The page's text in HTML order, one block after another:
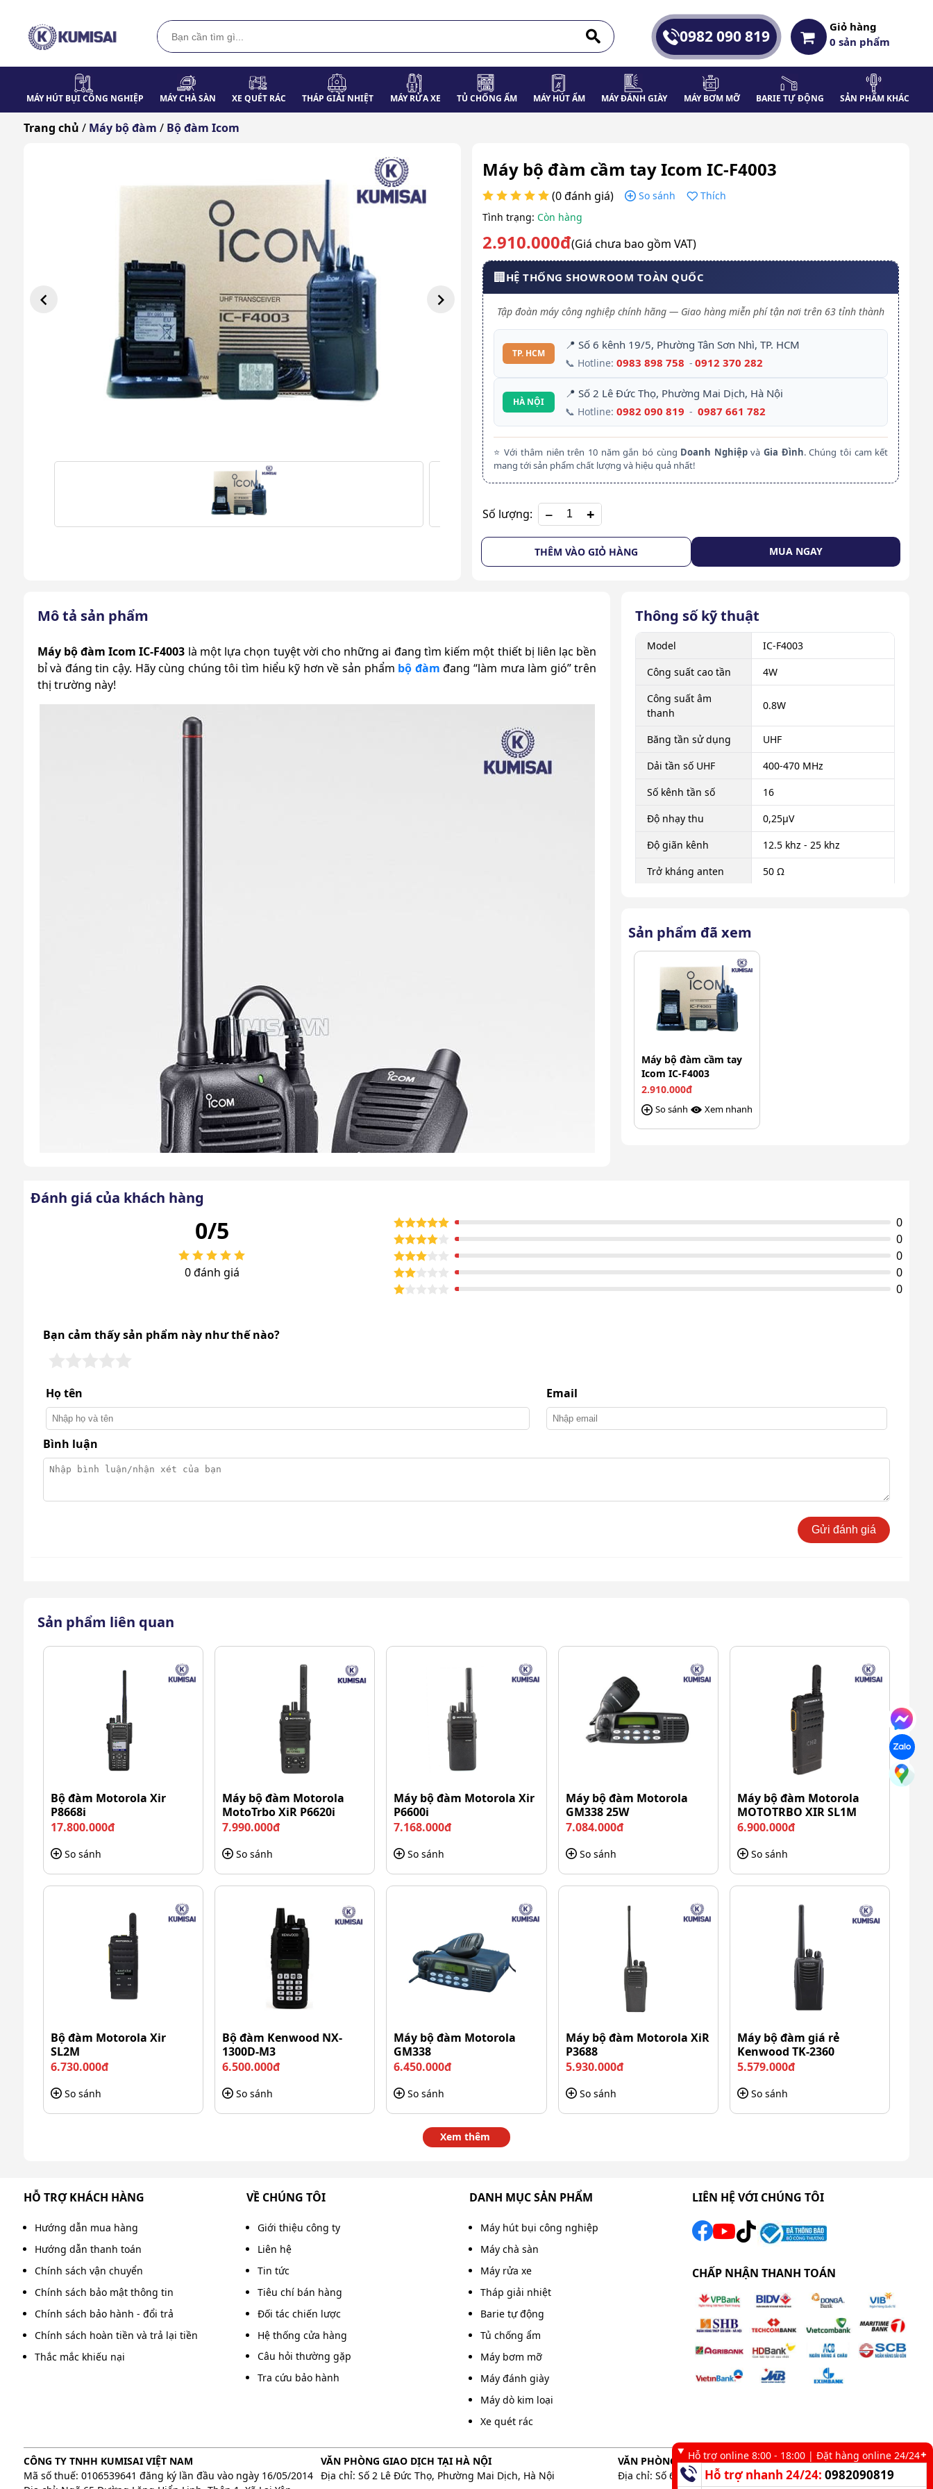
0982 090 819
Giỏ hàng
0sản phẩm
MÁY HÚT BỤI CÔNG NGHIỆP MÁY CHÀ SÀN XE QUÉT RÁC THÁP GIẢI NHIỆT MÁY RỬA XE TỦ CHỐNG ẨM MÁY HÚT ẨM MÁY ĐÁNH GIÀY MÁY BƠM MỠ BARIE TỰ ĐỘNG SẢN PHẨM KHÁC
Trang chủ / Máy bộ đàm / Bộ đàm Icom
Máy bộ đàm cầm tay Icom IC-F4003
(0 đánh giá) So sánh
Thích
Tình trạng: Còn hàng
2.910.000đ(Giá chưa bao gồm VAT)
🏢HỆ THỐNG SHOWROOM TOÀN QUỐC
Tập đoàn máy công nghiệp chính hãng — Giao hàng miễn phí tận nơi trên 63 tỉnh thành
TP. HCM
📍 Số 6 kênh 19/5, Phường Tân Sơn Nhì, TP. HCM
📞 Hotline: 0983 898 758 - 0912 370 282
HÀ NỘI
📍 Số 2 Lê Đức Thọ, Phường Mai Dịch, Hà Nội
📞 Hotline: 0982 090 819 - 0987 661 782
⭐ Với thâm niên trên 10 năm gắn bó cùng Doanh NghiệpvàGia Đình. Chúng tôi cam kết
mang tới sản phẩm chất lượng và hiệu quả nhất!
Số lượng: +
THÊM VÀO GIỎ HÀNG MUA NGAY
Mô tả sản phẩm
Máy bộ đàm Icom IC-F4003 là một lựa chọn tuyệt vời cho những ai đang tìm kiếm một thiết bị liên lạc bền
bỉ và đáng tin cậy. Hãy cùng chúng tôi tìm hiểu kỹ hơn về sản phẩm bộ đàm đang “làm mưa làm gió” trên
thị trường này!
Tìm hiểu về máy bộ đàm Icom IC-F4003
Bộ đàm Icom
IC-F4003 được thiết kế để hoạt động hiệu quả trong nhiều môi trường khác nhau. Tuy
nhiên, cự ly liên lạc của máy sẽ thay đổi tùy thuộc vào địa hình và môi trường xung quanh:
Bộ đàm Icom IC-F4003 UHF có khả năng xuyên vật cản tốt
Khu vực vùng ven thành phố, ít nhà cao tầng, ít vật cản: Khoảng dưới 2 km
Trong các tòa nhà đang xây dựng: Dưới 40 tầng
Trong các tòa nhà đang hoạt động: Dưới 20 tầng
Phụ kiện máy bộ đàm chính hãng
Máy bộ đàm Icom IC-F4003 có gì thu hút?
Những ưu điểm nổi bật giúp Icom IC-F4003 trở thành sự lựa chọn của nhiều người dùng hiện nay:
Với thiết kế nhỏ gọn, máy bộ đàm IC-F4003 mang đến sự thuận tiện trong cầm nắm và sử dụng.
Thông số kỹ thuật
Model
IC-F4003
Công suất cao tần
4W
Công suất âm
thanh
0.8W
Băng tần sử dụng
UHF
Dải tần số UHF
400-470 MHz
Số kênh tần số
16
Độ nhạy thu
0,25μV
Độ giãn kênh
12.5 khz - 25 khz
Trở kháng anten
50 Ω
Dung lượng pin
Điện áp pin
Thời gian sử dụng
pin
Tiêu chuẩn kín khít
Phụ kiện theo máy
Trọng lượng sản
Sản phẩm đã xem
Máy bộ đàm cầm tay
Icom IC-F4003
2.910.000đ
So sánh Xem nhanh
Đánh giá của khách hàng
0/5
0 đánh giá
0
0
0
0
0
Bạn cảm thấy sản phẩm này như thế nào?
Họ tên Email
Bình luận
Gửi đánh giá
Sản phẩm liên quan
Bộ đàm Motorola Xir
P8668i
17.800.000đ
So sánh
Máy bộ đàm Motorola
MotoTrbo XiR P6620i
7.990.000đ
So sánh
Máy bộ đàm Motorola Xir
P6600i
7.168.000đ
So sánh
Máy bộ đàm Motorola
GM338 25W
7.084.000đ
So sánh
Máy bộ đàm Motorola
MOTOTRBO XIR SL1M
6.900.000đ
So sánh
Bộ đàm Motorola Xir
SL2M
6.730.000đ
So sánh
Bộ đàm Kenwood NX-
1300D-M3
6.500.000đ
So sánh
Máy bộ đàm Motorola
GM338
6.450.000đ
So sánh
Máy bộ đàm Motorola XiR
P3688
5.930.000đ
So sánh
Máy bộ đàm giá rẻ
Kenwood TK-2360
5.579.000đ
So sánh
Xem thêm
HỖ TRỢ KHÁCH HÀNG
Hướng dẫn mua hàng
Hướng dẫn thanh toán
Chính sách vận chuyển
Chính sách bảo mật thông tin
Chính sách bảo hành - đổi trả
Chính sách hoàn tiền và trả lại tiền
Thắc mắc khiếu nại
VỀ CHÚNG TÔI
Giới thiệu công ty
Liên hệ
Tin tức
Tiêu chí bán hàng
Đối tác chiến lược
Hệ thống cửa hàng
Câu hỏi thường gặp
Tra cứu bảo hành
DANH MỤC SẢN PHẨM
Máy hút bụi công nghiệp
Máy chà sàn
Máy rửa xe
Tháp giải nhiệt
Barie tự động
Tủ chống ẩm
Máy bơm mỡ
Máy đánh giày
Máy dò kim loại
Xe quét rác
LIÊN HỆ VỚI CHÚNG TÔI
CHẤP NHẬN THANH TOÁN
CÔNG TY TNHH KUMISAI VIỆT NAM
Mã số thuế: 0106539641 đăng ký lần đầu vào ngày 16/05/2014
VĂN PHÒNG GIAO DỊCH TẠI HÀ NỘI
Địa chỉ: Số 2 Lê Đức Thọ, Phường Mai Dịch, Hà Nội
VĂN PHÒNG GIAO DỊCH TẠI TP. HCM
Địa chỉ: Số 6 kênh 19/5, Phường Tân Sơn Nhì, TP. HCM
Hỗ trợ online 8:00 - 18:00 | Đặt hàng online 24/24
Hỗ trợ nhanh 24/24:0982090819